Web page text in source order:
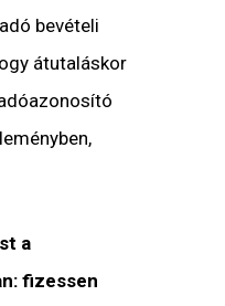
bevételi
átutaláskor
a
fizessen